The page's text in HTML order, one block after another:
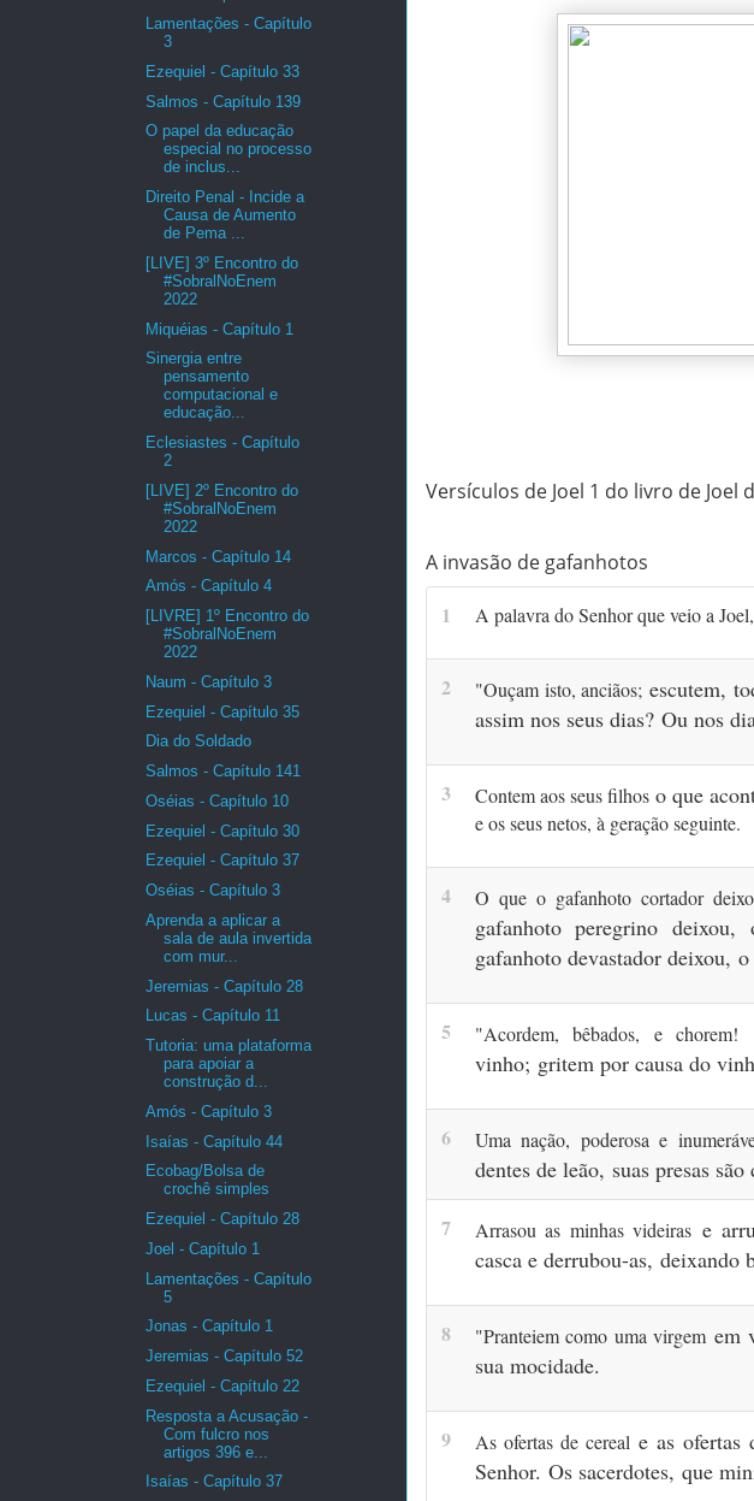
Versículos de Joel 1 do livro de Joel
A invasão de gafanhotos
1 A palavra do Senhor que veio a
2 "Ouçam isto, anciãos;escutem,
assim nos seus dias? Ou nos
3 Contem aos seus filhos o que
e os seus netos, à geração seguinte.
4 O que o gafanhoto cortador
gafanhoto peregrino deixou,
gafanhoto devastador deixou, o
5 "Acordem, bêbados, e chorem!
vinho; gritem por causa do
6 Uma nação, poderosa e
dentes de leão, suas presas são
7 Arrasou as minhas videiras e
casca e derrubou-as, deixando
8 "Pranteiem como uma virgem em
sua mocidade.
9 As ofertas de cereal e as ofertas
Senhor. Os sacerdotes, que
Lamentações - Capítulo
3
Ezequiel - Capítulo 33
Salmos - Capítulo 139
O papel da educação
especial no processo
de inclus...
Direito Penal - Incide a
Causa de Aumento
de Pema ...
[LIVE] 3º Encontro do
#SobralNoEnem
2022
Miquéias - Capítulo 1
Sinergia entre
pensamento
computacional e
educação...
Eclesiastes - Capítulo
2
[LIVE] 2º Encontro do
#SobralNoEnem
2022
Marcos - Capítulo 14
Amós - Capítulo 4
[LIVRE] 1º Encontro do
#SobralNoEnem
2022
Naum - Capítulo 3
Ezequiel - Capítulo 35
Dia do Soldado
Salmos - Capítulo 141
Oséias - Capítulo 10
Ezequiel - Capítulo 30
Ezequiel - Capítulo 37
Oséias - Capítulo 3
Aprenda a aplicar a
sala de aula invertida
com mur...
Jeremias - Capítulo 28
Lucas - Capítulo 11
Tutoria: uma plataforma
para apoiar a
construção d...
Amós - Capítulo 3
Isaías - Capítulo 44
Ecobag/Bolsa de
crochê simples
Ezequiel - Capítulo 28
Joel - Capítulo 1
Lamentações - Capítulo
5
Jonas - Capítulo 1
Jeremias - Capítulo 52
Ezequiel - Capítulo 22
Resposta a Acusação -
Com fulcro nos
artigos 396 e...
Isaías - Capítulo 37